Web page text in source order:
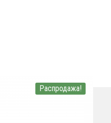
Распродажа!